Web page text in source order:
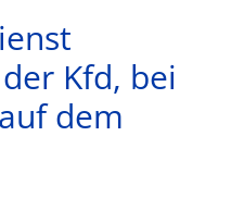
Kfd, bei
dem